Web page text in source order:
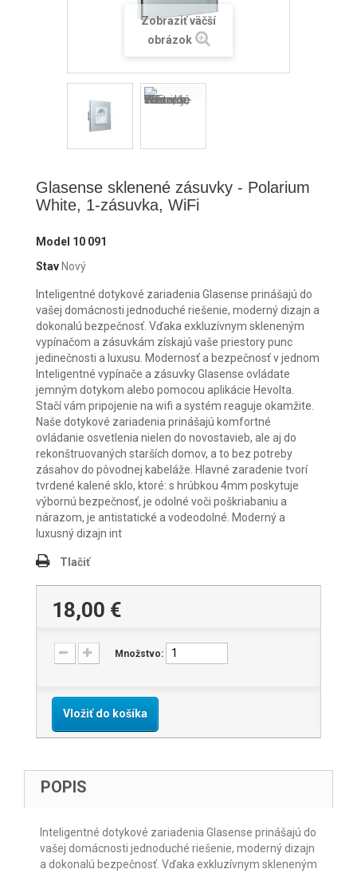
Zobraziť väčší
obrázok
Glasense sklenené zásuvky - Polarium
White, 1-zásuvka, WiFi
Model 10 091
Stav Nový
Inteligentné dotykové zariadenia Glasense prinášajú do
vašej domácnosti jednoduché riešenie, moderný dizajn a
dokonalú bezpečnosť. Vďaka exkluzívnym skleneným
vypínačom a zásuvkám získajú vaše priestory punc
jedinečnosti a luxusu. Modernosť a bezpečnosť v jednom
Inteligentné vypínače a zásuvky Glasense ovládate
jemným dotykom alebo pomocou aplikácie Hevolta.
Stačí vám pripojenie na wifi a systém reaguje okamžite.
Naše dotykové zariadenia prinášajú komfortné
ovládanie osvetlenia nielen do novostavieb, ale aj do
rekonštruovaných starších domov, a to bez potreby
zásahov do pôvodnej kabeláže. Hlavné zaradenie tvorí
tvrdené kalené sklo, ktoré: s hrúbkou 4mm poskytuje
výbornú bezpečnosť, je odolné voči poškriabaniu a
nárazom, je antistatické a vodeodolné. Moderný a
luxusný dizajn int
Tlačiť
18,00 €
Množstvo:
Vložiť do košíka
POPIS
Inteligentné dotykové zariadenia Glasense prinášajú do
vašej domácnosti jednoduché riešenie, moderný dizajn
a dokonalú bezpečnosť. Vďaka exkluzívnym skleneným